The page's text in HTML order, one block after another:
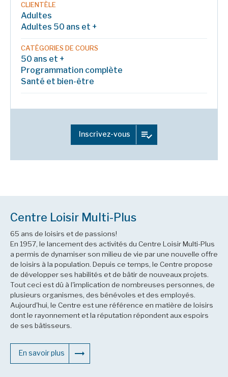
CLIENTÈLE
Adultes
Adultes 50 ans et +
CATÉGORIES DE COURS
50 ans et +
Programmation complète
Santé et bien-être
Inscrivez-vous
Centre Loisir Multi-Plus
65 ans de loisirs et de passions!
En 1957, le lancement des activités du Centre Loisir Multi-Plus
a permis de dynamiser son milieu de vie par une nouvelle offre
de loisirs à la population. Depuis ce temps, le Centre propose
de développer ses habilités et de bâtir de nouveaux projets.
Tout ceci est dû à l'implication de nombreuses personnes, de
plusieurs organismes, des bénévoles et des employés.
Aujourd'hui, le Centre est une référence en matière de loisirs
dont le rayonnement et la réputation répondent aux espoirs
de ses bâtisseurs.
En savoir plus